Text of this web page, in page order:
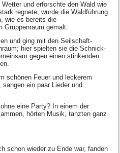
und erforschte den Wald wie
regnete, wurde die Waldführung
wie es bereits die
Gruppenraum gemalt.
und ging mit den Seilschaft-
hier spielten sie die Schnick-
gegen einen stinkenden
schönen Feuer und leckerem
ein paar Lieder und
eine Party? In einem der
hörten Musik, tanzten ganz
schon wieder zu Ende war, fanden